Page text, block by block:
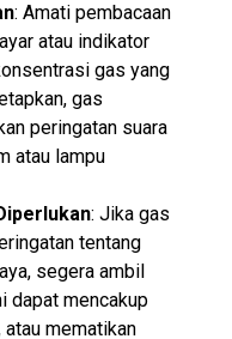
: Amati pembacaan
atau indikator
gas yang
gas
peringatan suara
atau lampu
: Jika gas
tentang
segera ambil
dapat mencakup
mematikan